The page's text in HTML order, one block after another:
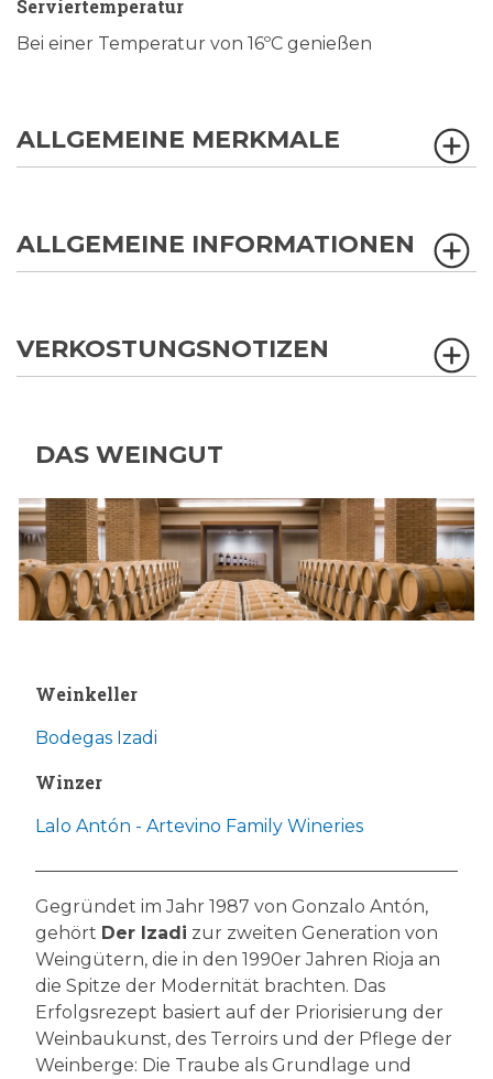
Serviertemperatur
Bei einer Temperatur von 16ºC genießen
ALLGEMEINE MERKMALE
ALLGEMEINE INFORMATIONEN
VERKOSTUNGSNOTIZEN
DAS WEINGUT
Weinkeller
Bodegas Izadi
Winzer
Lalo Antón - Artevino Family Wineries
Gegründet im Jahr 1987 von Gonzalo Antón,
gehört Der Izadi zur zweiten Generation von
Weingütern, die in den 1990er Jahren Rioja an
die Spitze der Modernität brachten. Das
Erfolgsrezept basiert auf der Priorisierung der
Weinbaukunst, des Terroirs und der Pflege der
Weinberge: Die Traube als Grundlage und